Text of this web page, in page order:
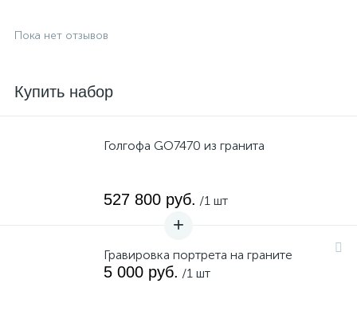
Пока нет отзывов
Купить набор
Голгофа GO7470 из гранита
527 800 руб. /1 шт
Гравировка портрета на граните
5 000 руб. /1 шт